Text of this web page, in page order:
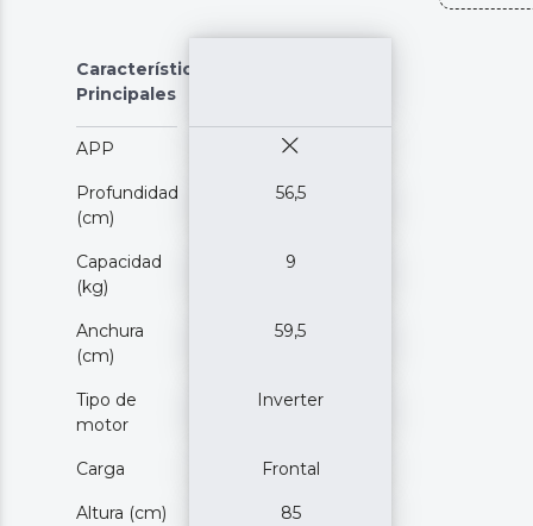
Características
Principales
APP
Profundidad
(cm)
56,5
Capacidad
(kg)
9
Anchura
(cm)
59,5
Tipo de
motor
Inverter
Carga Frontal
Altura (cm) 85